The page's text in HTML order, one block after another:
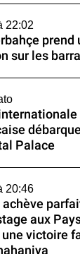
22:02
prend
sur les
Palace
20:46
achève
aux
victoire